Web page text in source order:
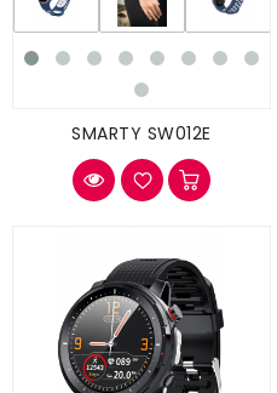
SMARTY SW012E